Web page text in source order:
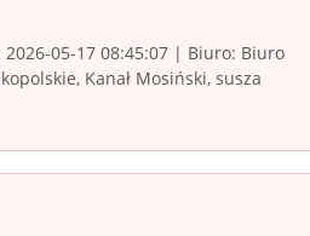
05-17 08:45:07 | Biuro: Biuro
Kanał Mosiński, susza